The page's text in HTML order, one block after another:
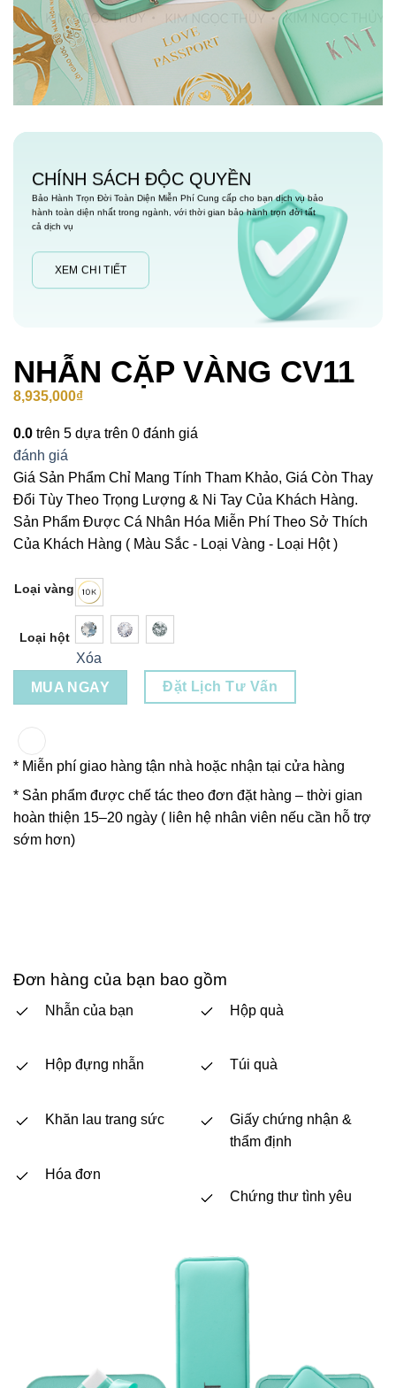
CHÍNH SÁCH ĐỘC QUYỀN
Bảo Hành Trọn Đời Toàn Diện Miễn Phí Cung cấp cho bạn dịch vụ bảo
hành toàn diện nhất trong ngành, với thời gian bảo hành trọn đời tất
cả dịch vụ
XEM CHI TIẾT
NHẪN CẶP VÀNG CV11
8,935,000₫
0.0 trên 5 dựa trên 0 đánh giá
đánh giá
Giá Sản Phẩm Chỉ Mang Tính Tham Khảo, Giá Còn Thay
Đổi Tùy Theo Trọng Lượng & Ni Tay Của Khách Hàng.
Sản Phẩm Được Cá Nhân Hóa Miễn Phí Theo Sở Thích
Của Khách Hàng ( Màu Sắc - Loại Vàng - Loại Hột )
Loại vàng
Loại hột
Xóa
MUA NGAY
Đặt Lịch Tư Vấn
* Miễn phí giao hàng tận nhà hoặc nhận tại cửa hàng
* Sản phẩm được chế tác theo đơn đặt hàng – thời gian
hoàn thiện 15–20 ngày ( liên hệ nhân viên nếu cần hỗ trợ
sớm hơn)
Đơn hàng của bạn bao gồm
Nhẫn của bạn
Hộp đựng nhẫn
Khăn lau trang sức
Hóa đơn
Hộp quà
Túi quà
Giấy chứng nhận &
thẩm định
Chứng thư tình yêu